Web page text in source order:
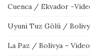
Cuenca / Ekvador -
Uyuni Tuz Gölü /
La Paz / Bolivya – Video